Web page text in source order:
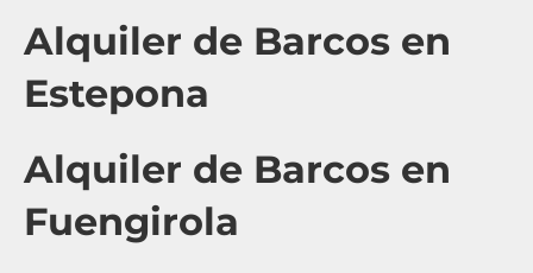
Alquiler de Barcos en
Estepona
Alquiler de Barcos en
Fuengirola